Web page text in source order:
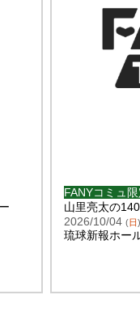
FANYコミュ
山里亮太の
2026/10/04 (日)
琉球新報ホー